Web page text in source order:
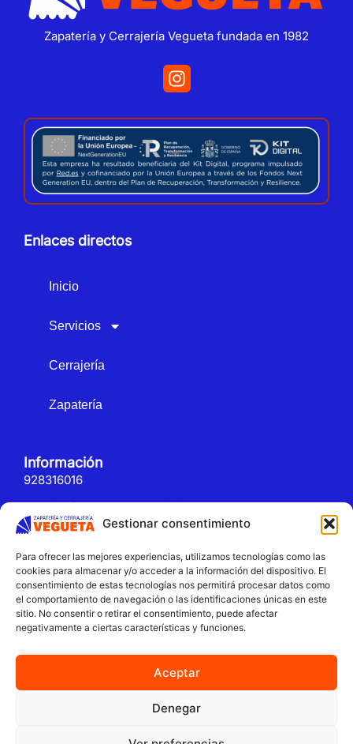
Gestionar consentimiento
Para ofrecer las mejores experiencias, utilizamos tecnologías como las
cookies para almacenar y/o acceder a la información del dispositivo. El
consentimiento de estas tecnologías nos permitirá procesar datos como
el comportamiento de navegación o las identificaciones únicas en este
sitio. No consentir o retirar el consentimiento, puede afectar
negativamente a ciertas características y funciones.
Aceptar
Denegar
Zapatería y Cerrajería Vegueta fundada en 1982
Enlaces directos
Inicio
Servicios
Cerrajería
Zapatería
Información
928316016
cerrajeriavegueta@cerrajeriavegueta.es
Legal
Política de cookies
Política de privacidad
Declaración de accesibilidad